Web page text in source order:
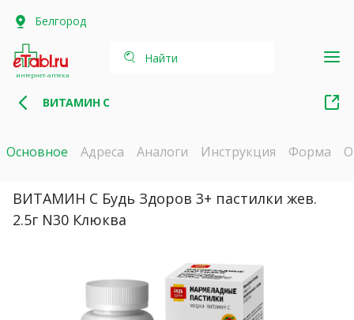
Белгород
интернет-аптека
Найти
ВИТАМИН С
Основное Адреса Аналоги Инструкция Форма
ВИТАМИН С Будь Здоров 3+ пастилки жев.
2.5г N30 Клюква